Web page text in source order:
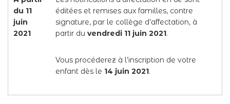
du 11
juin
2021
éditées et remises aux familles, contre
signature, par le collège d’affectation, à
partir du vendredi 11 juin 2021.
Vous procéderez à l’inscription de votre
enfant dès le 14 juin 2021.